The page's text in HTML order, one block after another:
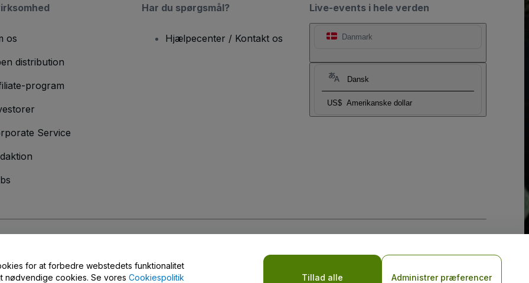
Live-events i hele verden
Danmark
Dansk
US$ Amerikanske dollar
os
distribution
program
Service
Har du spørgsmål?
Hjælpecenter / Kontakt os
for at forbedre webstedets funktionalitet
nødvendige cookies. Se vores Cookiespolitik Tillad alle Administrer præferencer